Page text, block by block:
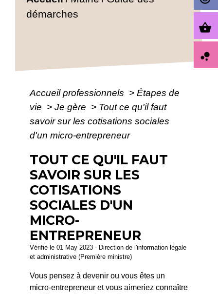
démarches
Accueil professionnels > Étapes de
vie > Je gère > Tout ce qu'il faut
savoir sur les cotisations sociales
d'un micro-entrepreneur
TOUT CE QU'IL FAUT
SAVOIR SUR LES
COTISATIONS
SOCIALES D'UN
MICRO-
ENTREPRENEUR
Vérifié le 01 May 2023 - Direction de l'information légale
et administrative (Première ministre)
Vous pensez à devenir ou vous êtes un
micro-entrepreneur et vous aimeriez connaître
shopping_basket
bubble_chart